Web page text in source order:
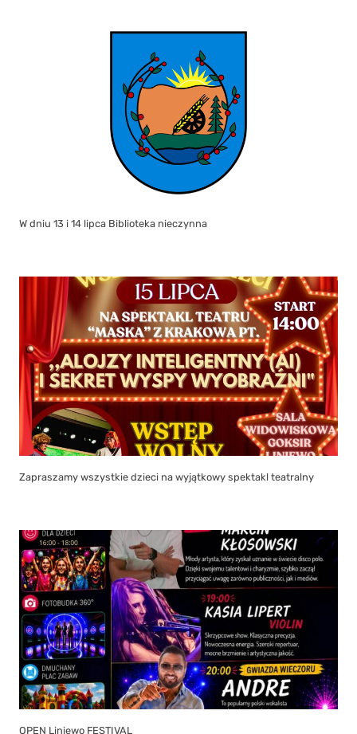
W dniu 13 i 14 lipca Biblioteka nieczynna
Zapraszamy wszystkie dzieci na wyjątkowy spektakl teatralny
OPEN Liniewo FESTIVAL